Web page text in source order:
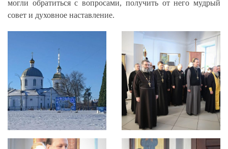
могли обратиться с вопросами, получить от него мудрый
совет и духовное наставление.